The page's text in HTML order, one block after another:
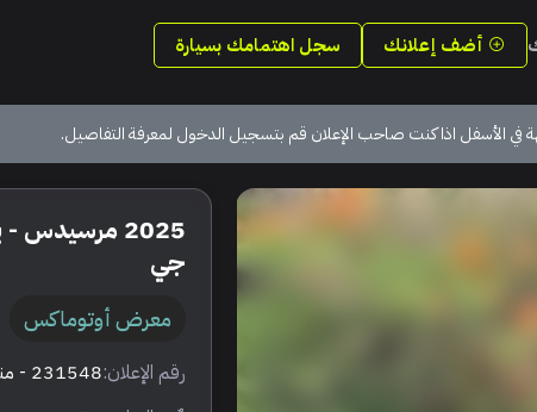
أضف إعلانك سجل اهتمامك بسيارة
في الأسفل اذا كنت صاحب الإعلان قم بتسجيل الدخول لمعرفة التفاصيل.
جي
معرض أوتوماكس
رقم الإعلان:231548 - منذ